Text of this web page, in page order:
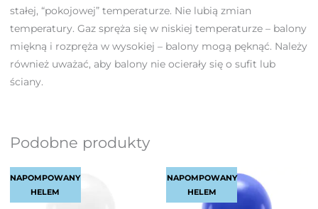
stałej, “pokojowej” temperaturze. Nie lubią zmian
temperatury. Gaz spręża się w niskiej temperaturze – balony
miękną i rozpręża w wysokiej – balony mogą pęknąć. Należy
również uważać, aby balony nie ocierały się o sufit lub
ściany.
Podobne produkty
NAPOMPOWANY
HELEM
NAPOMPOWANY
HELEM